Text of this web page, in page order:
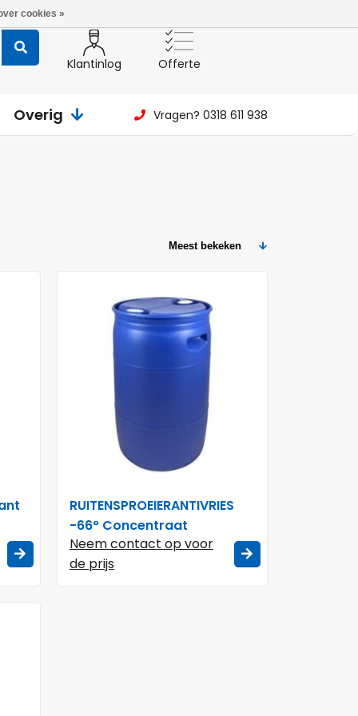
Klantinlog Offerte
Overig Vragen? 0318 611 938
RUITENSPROEIERANTIVRIES
-66° Concentraat
Neem contact op voor
de prijs
cookies »